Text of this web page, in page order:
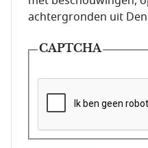
achtergronden uit
CAPTCHA
Deze vraag is om te